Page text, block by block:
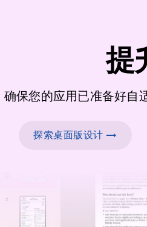
提
确保您的应用已准备好自
探索桌面版设计 →